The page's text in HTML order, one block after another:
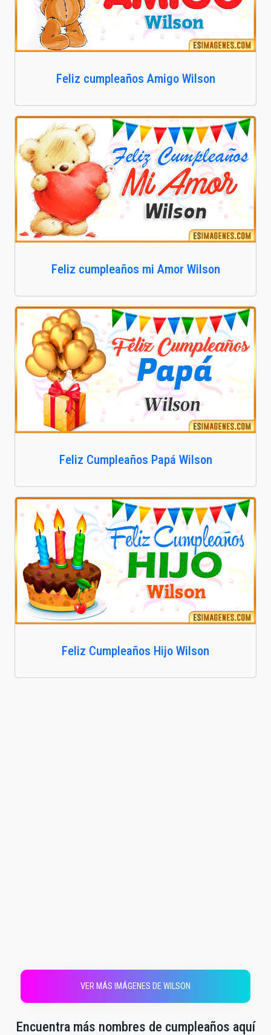
Feliz cumpleaños Amigo Wilson
Feliz cumpleaños mi Amor Wilson
Feliz Cumpleaños Papá Wilson
Feliz Cumpleaños Hijo Wilson
VER MÁS IMÁGENES DE WILSON
Encuentra más nombres de cumpleaños aquí